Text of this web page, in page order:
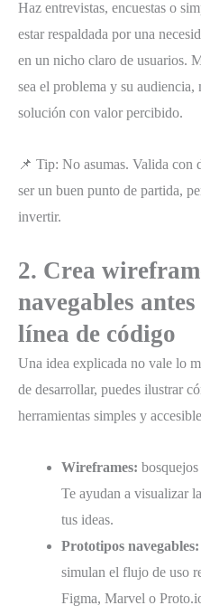
Haz entrevistas, encuestas o
estar respaldada por una
en un nicho claro de usuarios.
sea el problema y su audiencia,
solución con valor percibido.
📌 Tip: No asumas. Valida con
ser un buen punto de partida,
invertir.
2. Crea
navegables
línea de código
Una idea explicada no vale lo
de desarrollar, puedes ilustrar
herramientas simples y
Wireframes:
Te ayudan a visualizar
tus ideas.
Prototipos navegables:
simulan el flujo de uso
Figma, Marvel o